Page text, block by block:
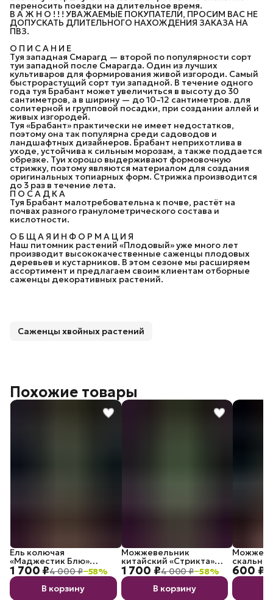
переносить поездки на длительное время.
В А Ж Н О ! ! ! УВАЖАЕМЫЕ ПОКУПАТЕЛИ, ПРОСИМ ВАС НЕ
ДОПУСКАТЬ ДЛИТЕЛЬНОГО НАХОЖДЕНИЯ ЗАКАЗА НА
ПВЗ.
О П И С А Н И Е
Туя западная Смарагд — второй по популярности сорт
туи западной после Смарагда. Один из лучших
культиваров для формирования живой изгороди. Самый
быстрорастущий сорт туи западной. В течение одного
года туя Брабант может увеличиться в высоту до 30
сантиметров, а в ширину — до 10–12 сантиметров. для
солитерной и групповой посадки, при создании аллей и
живых изгородей.
Туя «Брабант» практически не имеет недостатков,
поэтому она так популярна среди садоводов и
ландшафтных дизайнеров. Брабант неприхотлива в
уходе, устойчива к сильным морозам, а также поддается
обрезке. Туи хорошо выдерживают формовочную
стрижку, поэтому являются материалом для создания
оригинальных топиарных форм. Стрижка производится
до 3 раз в течение лета.
П О С А Д К А
Туя Брабант малотребовательна к почве, растёт на
почвах разного гранулометрического состава и
кислотности.
О Б Щ А Я И Н Ф О Р М А Ц И Я
Наш питомник растений «Плодовый» уже много лет
производит высококачественные саженцы плодовых
деревьев и кустарников. В этом сезоне мы расширяем
ассортимент и предлагаем своим клиентам отборные
саженцы декоративных растений.
Саженцы хвойных растений
Похожие товары
1 700 ₽4 000 ₽−58%
Ель колючая
«Маджестик Блю»
саженец С3
В корзину
1 700 ₽4 000 ₽−58%
Можжевельник
китайский «Стрикта»
Экстра С3
В корзину
600 ₽
саженец